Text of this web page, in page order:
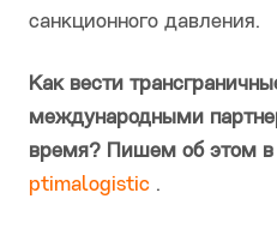
санкционного давления.
Как вести
международными
время? Пишем об этом в
ptimalogistic .